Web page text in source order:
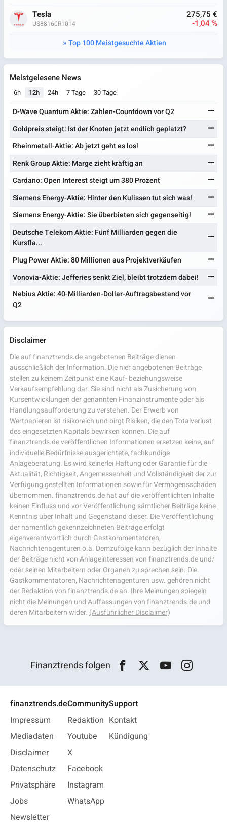
Tesla
US88160R1014
275,75 €
-1,04 %
Top 100 Meistgesuchte Aktien
Meistgelesene News
6h 12h 24h 7 Tage 30 Tage
D-Wave Quantum Aktie: Zahlen-Countdown vor Q2
Goldpreis steigt: Ist der Knoten jetzt endlich geplatzt?
Rheinmetall-Aktie: Ab jetzt geht es los!
Renk Group Aktie: Marge zieht kräftig an
Cardano: Open Interest steigt um 380 Prozent
Siemens Energy-Aktie: Hinter den Kulissen tut sich was!
Siemens Energy-Aktie: Sie überbieten sich gegenseitig!
Deutsche Telekom Aktie: Fünf Milliarden gegen die
Kursfla...
Plug Power Aktie: 80 Millionen aus Projektverkäufen
Vonovia-Aktie: Jefferies senkt Ziel, bleibt trotzdem dabei!
Nebius Aktie: 40-Milliarden-Dollar-Auftragsbestand vor
Q2
Disclaimer
Die auf finanztrends.de angebotenen Beiträge dienen
ausschließlich der Information. Die hier angebotenen Beiträge
stellen zu keinem Zeitpunkt eine Kauf- beziehungsweise
Verkaufsempfehlung dar. Sie sind nicht als Zusicherung von
Kursentwicklungen der genannten Finanzinstrumente oder als
Handlungsaufforderung zu verstehen. Der Erwerb von
Wertpapieren ist risikoreich und birgt Risiken, die den Totalverlust
des eingesetzten Kapitals bewirken können. Die auf
finanztrends.de veröffentlichen Informationen ersetzen keine, auf
individuelle Bedürfnisse ausgerichtete, fachkundige
Anlageberatung. Es wird keinerlei Haftung oder Garantie für die
Aktualität, Richtigkeit, Angemessenheit und Vollständigkeit der zur
Verfügung gestellten Informationen sowie für Vermögensschäden
übernommen. finanztrends.de hat auf die veröffentlichten Inhalte
keinen Einfluss und vor Veröffentlichung sämtlicher Beiträge keine
Kenntnis über Inhalt und Gegenstand dieser. Die Veröffentlichung
der namentlich gekennzeichneten Beiträge erfolgt
eigenverantwortlich durch Gastkommentatoren,
Nachrichtenagenturen o.ä. Demzufolge kann bezüglich der Inhalte
der Beiträge nicht von Anlageinteressen von finanztrends.de und/
oder seinen Mitarbeitern oder Organen zu sprechen sein. Die
Gastkommentatoren, Nachrichtenagenturen usw. gehören nicht
der Redaktion von finanztrends.de an. Ihre Meinungen spiegeln
nicht die Meinungen und Auffassungen von finanztrends.de und
deren Mitarbeitern wider. (Ausführlicher Disclaimer)
Finanztrends folgen
finanztrends.de
Impressum
Mediadaten
Disclaimer
Datenschutz
Privatsphäre
Jobs
Newsletter
Community
Redaktion
Youtube
X
Facebook
Instagram
WhatsApp
Support
Kontakt
Kündigung